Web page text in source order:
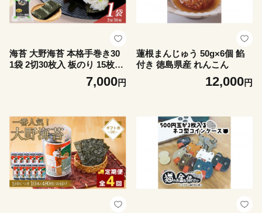
海苔 大野海苔 本格手巻き30
1袋 2切30枚入 板のり 15枚分
のり 焼きのり 手巻き寿司 お
7,000円
蓮根まんじゅう 50g×6個 餡
付き 徳島県産 れんこん
12,000円